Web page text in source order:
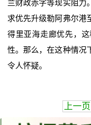
兰财政赤字等现实阻力
求优先升级勒阿弗尔港
得里亚海走廊优先，
性。那么，在这种情况
令人怀疑。
上一页